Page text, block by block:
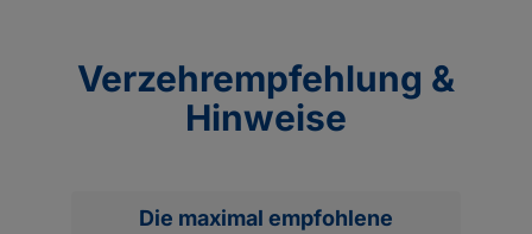
Verzehrempfehlung &
Hinweise
Die maximal empfohlene